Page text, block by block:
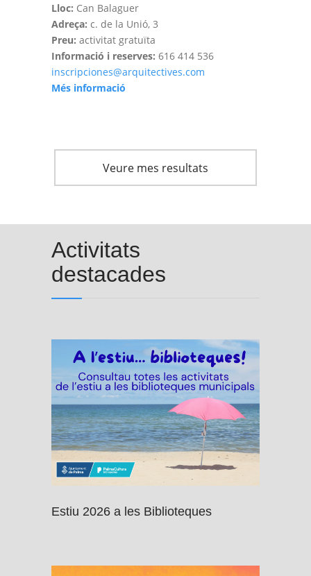
Lloc: Can Balaguer
Adreça: c. de la Unió, 3
Preu: activitat gratuïta
Informació i reserves: 616 414 536
inscripciones@arquitectives.com
Més informació
Veure mes resultats
Activitats
destacades
Estiu 2026 a les Biblioteques